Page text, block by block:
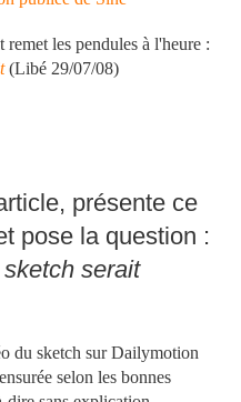
les pendules à l'heure :
(Libé 29/07/08)
présente ce
pose la question :
serait
du sketch sur Dailymotion
selon les bonnes